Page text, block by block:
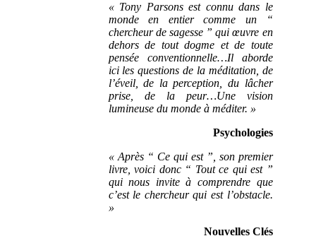
« Tony Parsons est connu dans le
monde en entier comme un “
chercheur de sagesse ” qui œuvre en
dehors de tout dogme et de toute
pensée conventionnelle…Il aborde
ici les questions de la méditation, de
l’éveil, de la perception, du lâcher
prise, de la peur…Une vision
lumineuse du monde à méditer. »
Psychologies
« Après “ Ce qui est ”, son premier
livre, voici donc “ Tout ce qui est ”
qui nous invite à comprendre que
c’est le chercheur qui est l’obstacle.
»
Nouvelles Clés